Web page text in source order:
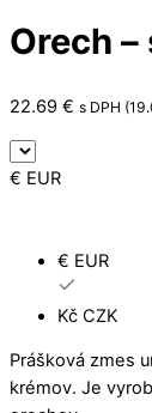
Orech
22.69 € s DPH (
€ EUR
€ EUR
Kč CZK
Prášková zmes
krémov. Je